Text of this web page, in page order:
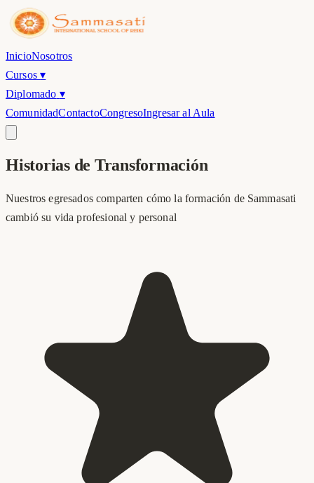
InicioNosotros
Cursos ▾
Diplomado ▾
ComunidadContactoCongresoIngresar al Aula
Historias de Transformación
Nuestros egresados comparten cómo la formación de Sammasati
cambió su vida profesional y personal